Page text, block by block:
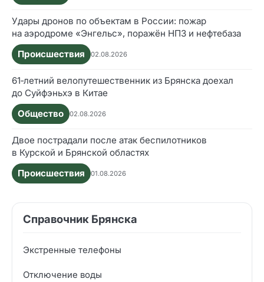
Удары дронов по объектам в России: пожар
на аэродроме «Энгельс», поражён НПЗ и нефтебаза
Происшествия
02.08.2026
61‑летний велопутешественник из Брянска доехал
до Суйфэньхэ в Китае
Общество
02.08.2026
Двое пострадали после атак беспилотников
в Курской и Брянской областях
Происшествия
01.08.2026
Справочник Брянска
Экстренные телефоны
Отключение воды